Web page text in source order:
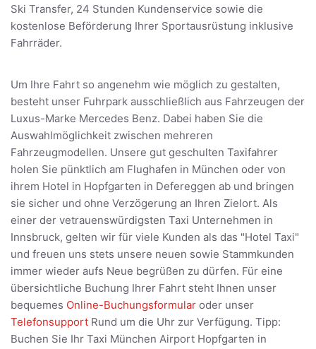
Ski Transfer, 24 Stunden Kundenservice sowie die
kostenlose Beförderung Ihrer Sportausrüstung inklusive
Fahrräder.
Um Ihre Fahrt so angenehm wie möglich zu gestalten,
besteht unser Fuhrpark ausschließlich aus Fahrzeugen der
Luxus-Marke Mercedes Benz. Dabei haben Sie die
Auswahlmöglichkeit zwischen mehreren
Fahrzeugmodellen. Unsere gut geschulten Taxifahrer
holen Sie pünktlich am Flughafen in München oder von
ihrem Hotel in Hopfgarten in Defereggen ab und bringen
sie sicher und ohne Verzögerung an Ihren Zielort. Als
einer der vetrauenswürdigsten Taxi Unternehmen in
Innsbruck, gelten wir für viele Kunden als das "Hotel Taxi"
und freuen uns stets unsere neuen sowie Stammkunden
immer wieder aufs Neue begrüßen zu dürfen. Für eine
übersichtliche Buchung Ihrer Fahrt steht Ihnen unser
bequemes Online-Buchungsformular oder unser
Telefonsupport Rund um die Uhr zur Verfügung. Tipp:
Buchen Sie Ihr Taxi München Airport Hopfgarten in